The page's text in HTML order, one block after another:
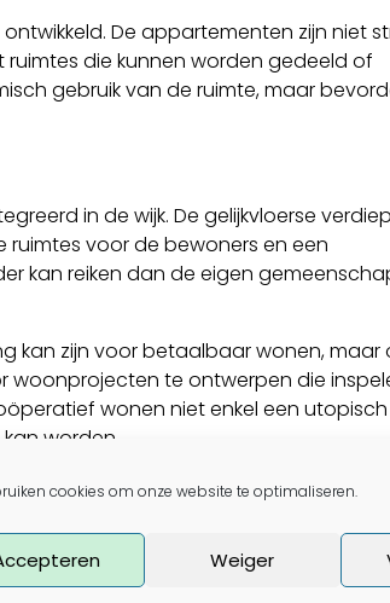
cookies om onze website te optimaliseren.
Weiger
De appartementen zijn niet
die kunnen worden gedeeld of
gebruik van de ruimte, maar
in de wijk. De gelijkvloerse
voor de bewoners en een
kan reiken dan de eigen
kan zijn voor betaalbaar wonen, maar
woonprojecten te ontwerpen die
wonen niet enkel een utopisch
worden.
rondleiding op de expo ‘Hier wil ik